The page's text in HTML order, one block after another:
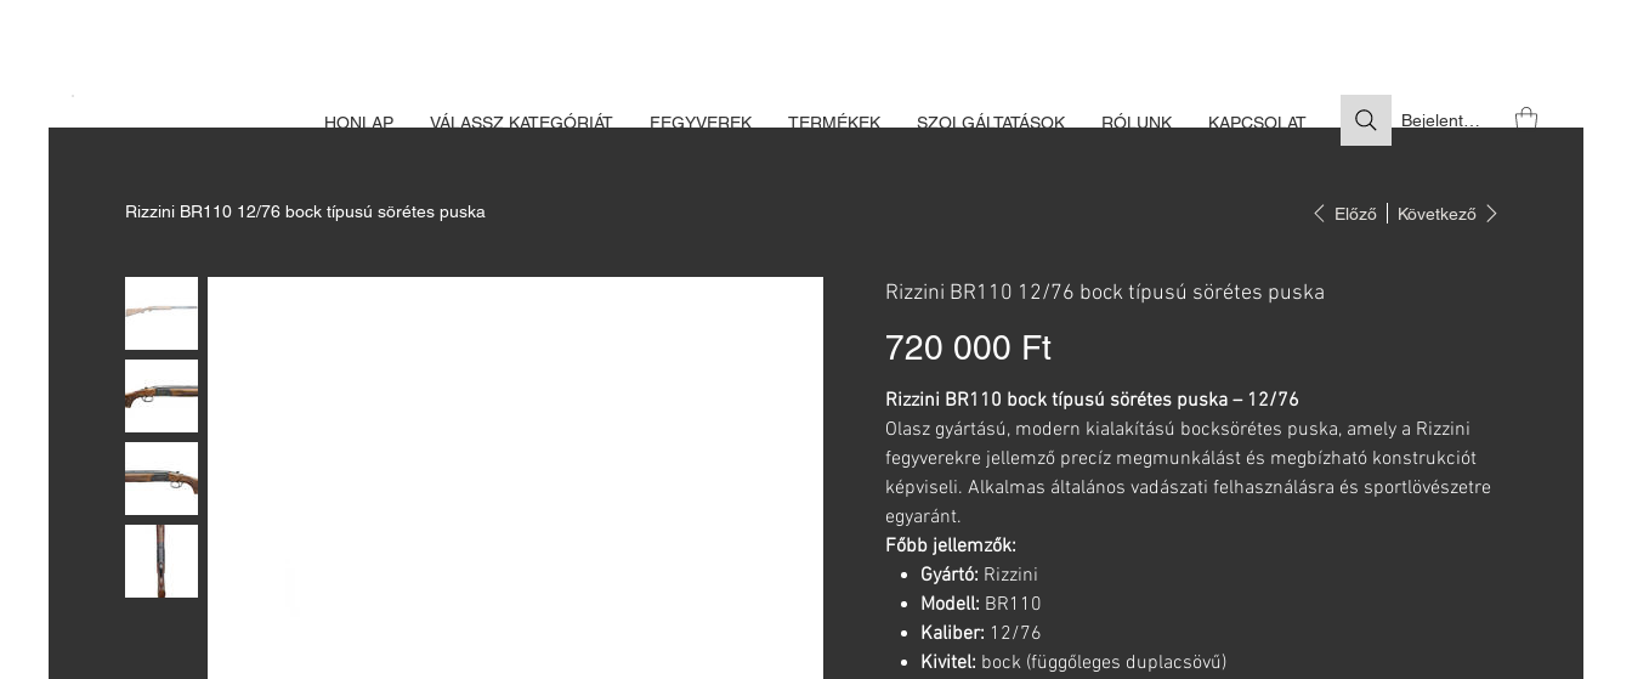
Bejelentkezés
HONLAP VÁLASSZ KATEGÓRIÁT FEGYVEREK TERMÉKEK SZOLGÁLTATÁSOK RÓLUNK KAPCSOLAT
Rizzini BR110 12/76 bock típusú sörétes puska Előző Következő
Rizzini BR110 12/76 bock típusú sörétes puska
720 000 Ft
Rizzini BR110 bock típusú sörétes puska – 12/76
Olasz gyártású, modern kialakítású bocksörétes puska, amely a Rizzini
fegyverekre jellemző precíz megmunkálást és megbízható konstrukciót
képviseli. Alkalmas általános vadászati felhasználásra és sportlövészetre
egyaránt.
Főbb jellemzők:
Gyártó: Rizzini
Modell: BR110
Kaliber: 12/76
Kivitel: bock (függőleges duplacsövű)